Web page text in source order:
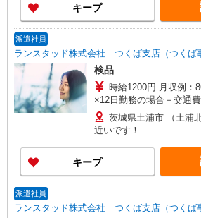
キープ
派遣社員
ランスタッド株式会社 つくば支店（つくば
検品
時給1200円 月収例：
×12日勤務の場合＋交通
支給／当社規定あり。上
茨城県土浦市 （土浦
近いです！
キープ
派遣社員
ランスタッド株式会社 つくば支店（つくば